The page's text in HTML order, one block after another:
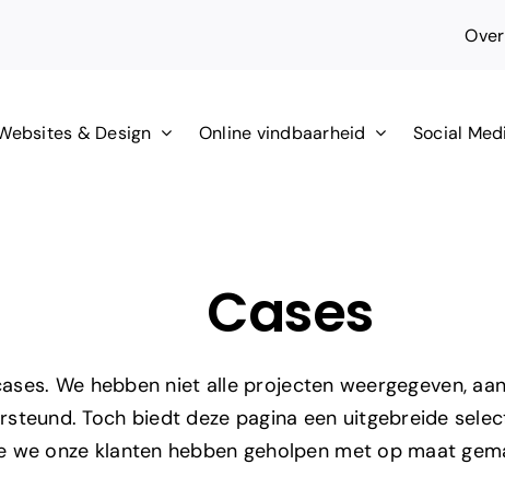
& Design Online vindbaarheid Social
Cases
We hebben niet alle projecten weergegeven,
Toch biedt deze pagina een uitgebreide
we onze klanten hebben geholpen met op maat